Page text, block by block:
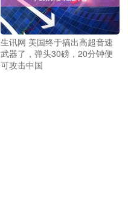
生讯网 美国终于搞出高超音速
武器了，弹头30磅，20分钟便
可攻击中国